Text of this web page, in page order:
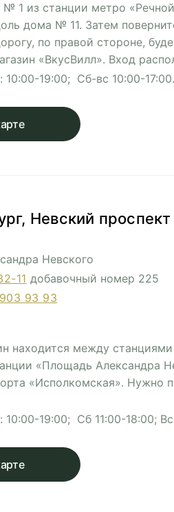
1 из станции метро
дома № 11. Затем
по правой стороне,
«ВкусВилл». Вход
10:00-19:00; Сб-вс 10:00-17:00.
Невский
Невского
11 добавочный номер 225
93 93
находится между
«Площадь Александра
«Исполкомская». Нужно
10:00-19:00; Сб 11:00-18:00;